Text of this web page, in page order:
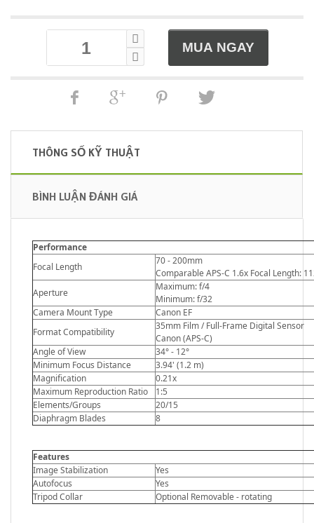
THÔNG SỐ KỸ THUẬT
BÌNH LUẬN ĐÁNH GIÁ
Performance
Focal Length
70 - 200mm
Comparable APS-C 1.6x Focal Length:
Aperture
Maximum: f/4
Minimum: f/32
Camera Mount Type
Canon EF
Format Compatibility
35mm Film / Full-Frame Digital Sensor
Canon (APS-C)
Angle of View
34° - 12°
Minimum Focus Distance
3.94' (1.2 m)
Magnification
0.21x
Maximum Reproduction Ratio
1:5
Elements/Groups
20/15
Diaphragm Blades
8
Features
Image Stabilization
Yes
Autofocus
Yes
Tripod Collar
Optional Removable - rotating